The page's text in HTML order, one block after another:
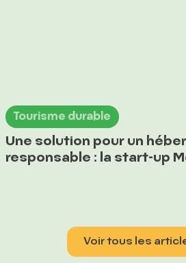
Tourisme durable
Une solution pour un
responsable : la start-up
Voir tous les